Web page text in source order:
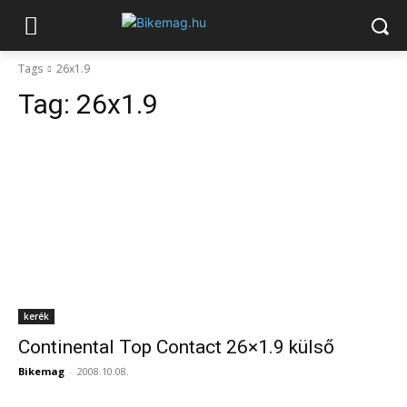
Tags 26x1.9
Tag: 26x1.9
kerék
Continental Top Contact 26×1.9 külső
Bikemag - 2008.10.08.